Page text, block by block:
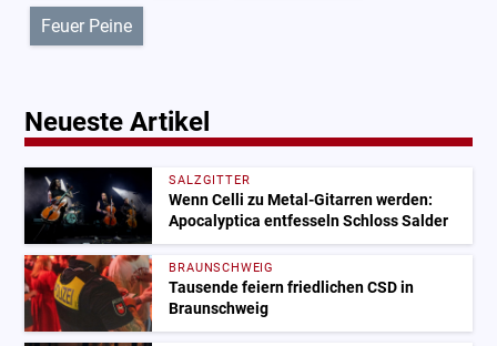
Feuer Peine
Neueste Artikel
SALZGITTER
Wenn Celli zu Metal-Gitarren werden:
Apocalyptica entfesseln Schloss Salder
BRAUNSCHWEIG
Tausende feiern friedlichen CSD in
Braunschweig